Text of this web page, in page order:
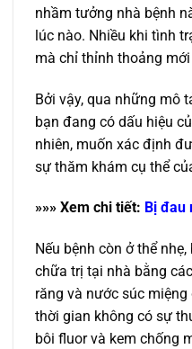
nhầm tưởng nhà bệnh
lúc nào. Nhiều khi tình
mà chỉ thỉnh thoảng
Bởi vậy, qua những mô
bạn đang có dấu hiệu
nhiên, muốn xác định
sự thăm khám cụ thể
»»» Xem chi tiết: Bị đau
Nếu bệnh còn ở thể
chữa trị tại nhà bằng
răng và nước súc
thời gian không có sự
bôi fluor và kem chống